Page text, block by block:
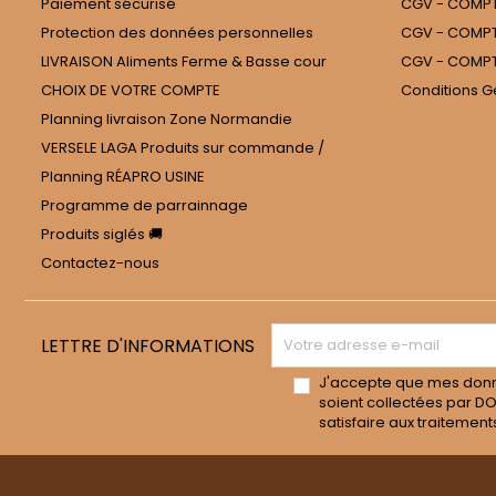
Protection des données personnelles
LIVRAISON Aliments Ferme & Basse cour
CHOIX DE VOTRE COMPTE
Planning livraison Zone Normandie
VERSELE LAGA Produits sur commande /
Planning RÉAPRO USINE
Programme de parrainnage
Produits siglés 🚚
Contactez-nous
CGV -
CGV -
Conditions
LETTRE D'INFORMATIONS
J'accepte que mes
soient collectées par
satisfaire aux